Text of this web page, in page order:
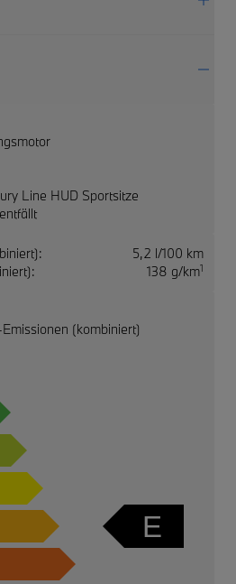
Line HUD Sportsitze
entfällt
5,2 l/100 km
138 g/km1
(kombiniert)
E